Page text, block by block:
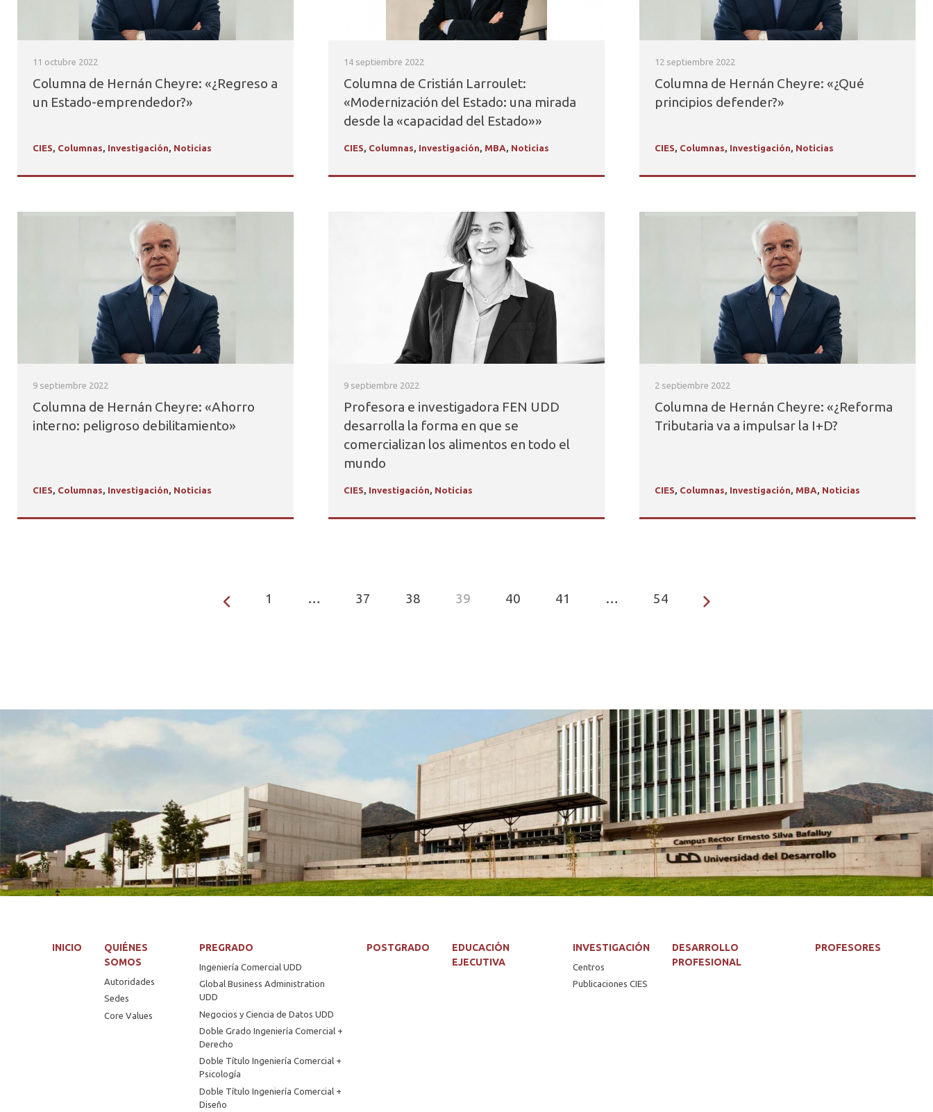
11 octubre 2022
Columna de Hernán Cheyre: «¿Regreso a
un Estado-emprendedor?»
CIES, Columnas, Investigación, Noticias
14 septiembre 2022
Columna de Cristián Larroulet:
«Modernización del Estado: una mirada
desde la «capacidad del Estado»»
CIES, Columnas, Investigación, MBA, Noticias
12 septiembre 2022
Columna de Hernán Cheyre: «¿Qué
principios defender?»
CIES, Columnas, Investigación, Noticias
9 septiembre 2022
Columna de Hernán Cheyre: «Ahorro
interno: peligroso debilitamiento»
CIES, Columnas, Investigación, Noticias
9 septiembre 2022
Profesora e investigadora FEN UDD
desarrolla la forma en que se
comercializan los alimentos en todo el
mundo
CIES, Investigación, Noticias
2 septiembre 2022
Columna de Hernán Cheyre: «¿Reforma
Tributaria va a impulsar la I+D?
CIES, Columnas, Investigación, MBA, Noticias
1 … 37 38 39 40 41 … 54
INICIO
QUIÉNES
SOMOS
Autoridades
Sedes
Core Values
PREGRADO
Ingeniería Comercial UDD
Global Business Administration
UDD
Negocios y Ciencia de Datos UDD
Doble Grado Ingeniería Comercial +
Derecho
Doble Título Ingeniería Comercial +
Psicología
Doble Título Ingeniería Comercial +
Diseño
POSTGRADO
EDUCACIÓN
EJECUTIVA
INVESTIGACIÓN
Centros
Publicaciones CIES
DESARROLLO
PROFESIONAL
PROFESORES